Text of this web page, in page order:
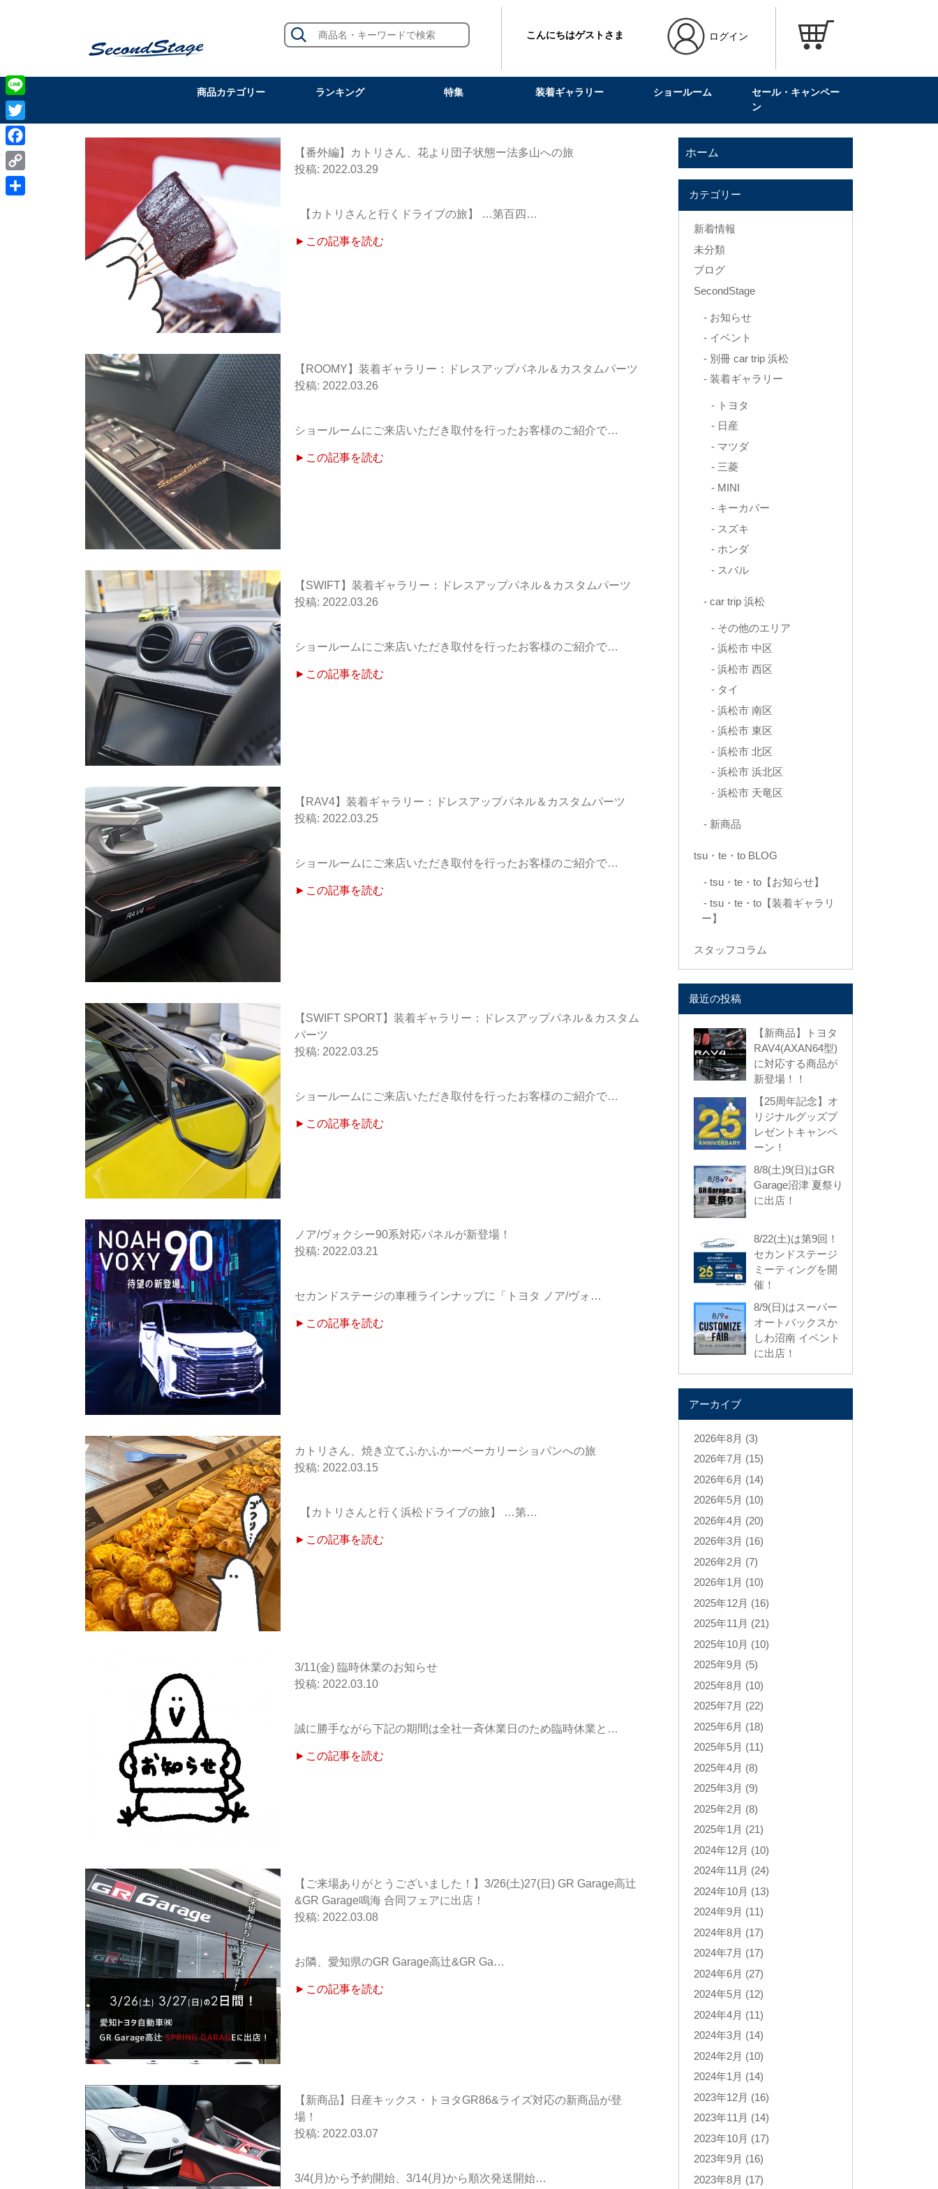
こんにちはゲストさま ログイン
商品カテゴリー ランキング 特集 装着ギャラリー ショールーム
セール・キャンペー
ン
【番外編】カトリさん、花より団子状態ー法多山への旅
2022.03.29
【カトリさんと行くドライブの旅】 …第百四…
►この記事を読む
【ROOMY】装着ギャラリー：ドレスアップパネル＆カスタムパーツ
2022.03.26
ショールームにご来店いただき取付を行ったお客様のご紹介で…
►この記事を読む
【SWIFT】装着ギャラリー：ドレスアップパネル＆カスタムパーツ
2022.03.26
ショールームにご来店いただき取付を行ったお客様のご紹介で…
►この記事を読む
【RAV4】装着ギャラリー：ドレスアップパネル＆カスタムパーツ
2022.03.25
ショールームにご来店いただき取付を行ったお客様のご紹介で…
►この記事を読む
【SWIFT SPORT】装着ギャラリー：ドレスアップパネル＆カスタム
パーツ
2022.03.25
ショールームにご来店いただき取付を行ったお客様のご紹介で…
►この記事を読む
ノア/ヴォクシー90系対応パネルが新登場！
2022.03.21
セカンドステージの車種ラインナップに「トヨタ ノア/ヴォ…
►この記事を読む
カトリさん、焼き立てふかふかーベーカリーショパンへの旅
2022.03.15
【カトリさんと行く浜松ドライブの旅】 …第…
►この記事を読む
3/11(金) 臨時休業のお知らせ
2022.03.10
誠に勝手ながら下記の期間は全社一斉休業日のため臨時休業と…
►この記事を読む
【ご来場ありがとうございました！】3/26(土)27(日) GR Garage高辻
&GR Garage鳴海 合同フェアに出店！
2022.03.08
お隣、愛知県のGR Garage高辻&GR Ga…
►この記事を読む
【新商品】日産キックス・トヨタGR86&ライズ対応の新商品が登
場！
2022.03.07
3/4(月)から予約開始、3/14(月)から順次発送開始…
ホーム
カテゴリー
新着情報
未分類
ブログ
SecondStage
お知らせ
イベント
別冊 car trip 浜松
装着ギャラリー
トヨタ
日産
マツダ
三菱
MINI
キーカバー
スズキ
ホンダ
スバル
car trip 浜松
その他のエリア
浜松市 中区
浜松市 西区
タイ
浜松市 南区
浜松市 東区
浜松市 北区
浜松市 浜北区
浜松市 天竜区
新商品
tsu・te・to BLOG
tsu・te・to【お知らせ】
tsu・te・to【装着ギャラリ
ー】
スタッフコラム
最近の投稿
【新商品】トヨタ
RAV4(AXAN64型)
に対応する商品が
新登場！！
【25周年記念】オ
リジナルグッズプ
レゼントキャンペ
ーン！
8/8(土)9(日)はGR
Garage沼津 夏祭り
に出店！
8/22(土)は第9回！
セカンドステージ
ミーティングを開
催！
8/9(日)はスーパー
オートバックスか
しわ沼南 イベント
に出店！
アーカイブ
2026年8月 (3)
2026年7月 (15)
2026年6月 (14)
2026年5月 (10)
2026年4月 (20)
2026年3月 (16)
2026年2月 (7)
2026年1月 (10)
2025年12月 (16)
2025年11月 (21)
2025年10月 (10)
2025年9月 (5)
2025年8月 (10)
2025年7月 (22)
2025年6月 (18)
2025年5月 (11)
2025年4月 (8)
2025年3月 (9)
2025年2月 (8)
2025年1月 (21)
2024年12月 (10)
2024年11月 (24)
2024年10月 (13)
2024年9月 (11)
2024年8月 (17)
2024年7月 (17)
2024年6月 (27)
2024年5月 (12)
2024年4月 (11)
2024年3月 (14)
2024年2月 (10)
2024年1月 (14)
2023年12月 (16)
2023年11月 (14)
2023年10月 (17)
2023年9月 (16)
2023年8月 (17)
Line
Twitter
Facebook
Copy
Link